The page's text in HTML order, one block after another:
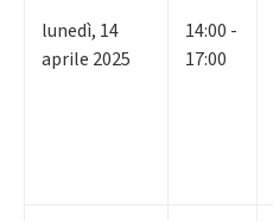
lunedì, 14
aprile 2025
14:00 -
17:00